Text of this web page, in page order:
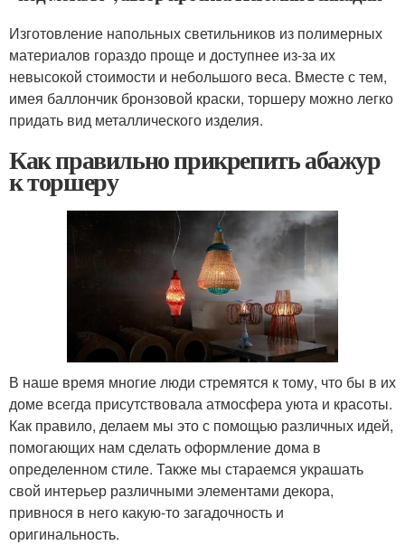
Изготовление напольных светильников из полимерных
материалов гораздо проще и доступнее из-за их
невысокой стоимости и небольшого веса. Вместе с тем,
имея баллончик бронзовой краски, торшеру можно легко
придать вид металлического изделия.
Как правильно прикрепить абажур
к торшеру
В наше время многие люди стремятся к тому, что бы в их
доме всегда присутствовала атмосфера уюта и красоты.
Как правило, делаем мы это с помощью различных идей,
помогающих нам сделать оформление дома в
определенном стиле. Также мы стараемся украшать
свой интерьер различными элементами декора,
привнося в него какую-то загадочность и
оригинальность.